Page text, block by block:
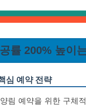
률 200% 높이
심 예약 전략
림 예약을 위한 구체